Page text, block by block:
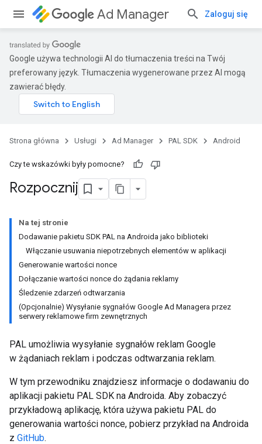
Ad Manager Zaloguj się
Google używa technologii AI do tłumaczenia treści na Twój
preferowany język. Tłumaczenia wygenerowane przez AI mogą
zawierać błędy.
Strona główna Usługi Ad Manager PAL SDK Android
Czy te wskazówki były pomocne?
Rozpocznij
Na tej stronie
Dodawanie pakietu SDK PAL na Androida jako biblioteki
Włączanie usuwania niepotrzebnych elementów w aplikacji
Generowanie wartości nonce
Dołączanie wartości nonce do żądania reklamy
Śledzenie zdarzeń odtwarzania
(Opcjonalnie) Wysyłanie sygnałów Google Ad Managera przez
serwery reklamowe firm zewnętrznych
PAL umożliwia wysyłanie sygnałów reklam Google
w żądaniach reklam i podczas odtwarzania reklam.
W tym przewodniku znajdziesz informacje o dodawaniu do
aplikacji pakietu PAL SDK na Androida. Aby zobaczyć
przykładową aplikację, która używa pakietu PAL do
generowania wartości nonce, pobierz przykład na Androida
z GitHub.